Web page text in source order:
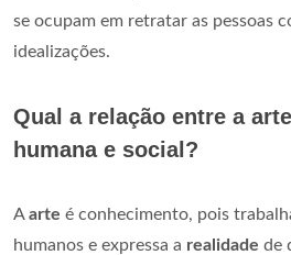
se ocupam em retratar as pessoas
idealizações.
Qual a relação entre a
humana e social?
Aarte é conhecimento, pois
humanos e expressa a realidade de